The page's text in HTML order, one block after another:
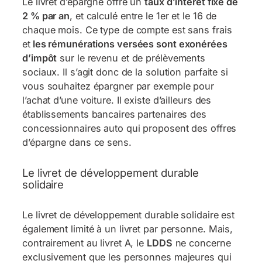
2 % par an, et calculé entre le 1er et le 16 de
chaque mois. Ce type de compte est sans frais
etles rémunérations versées sont exonérées
d’impôt sur le revenu et de prélèvements
sociaux. Il s’agit donc de la solution parfaite si
vous souhaitez épargner par exemple pour
l’achat d’une voiture. Il existe d’ailleurs des
établissements bancaires partenaires des
concessionnaires auto qui proposent des offres
d’épargne dans ce sens.
Le livret de développement durable
solidaire
Le livret de développement durable solidaire est
également limité à un livret par personne. Mais,
contrairement au livret A, le LDDS ne concerne
exclusivement que les personnes majeures qui